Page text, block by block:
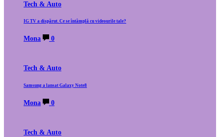
Tech & Auto
IG TV a dispărut. Ce se întâmplă cu videourile tale?
Mona 0
Tech & Auto
Samsung a lansat Galaxy Note8
Mona 0
Tech & Auto